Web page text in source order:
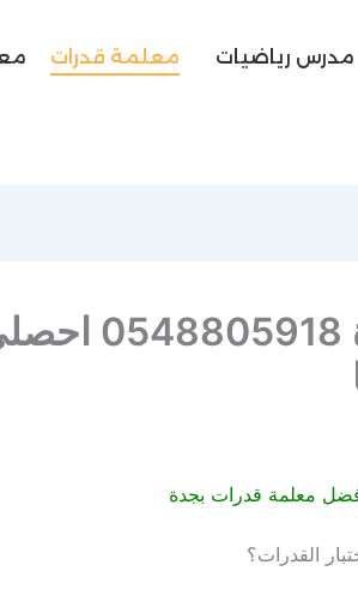
مدرس رياضيات معلمة قدرات
معلمة قدرات
معلمة قدرات بجدة
القدرات؟